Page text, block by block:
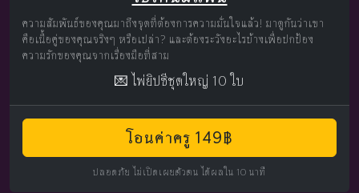
ความสัมพันธ์ของคุณมาถึงจุดที่ต้องการความมั่นใจแล้ว! มาดูกันว่าเขา
คือเนื้อคู่ของคุณจริงๆ หรือเปล่า? และต้องระวังอะไรบ้างเพื่อปกป้อง
ความรักของคุณจากเรื่องมือที่สาม
💌 ไพ่ยิปซีชุดใหญ่ 10 ใบ
โอนค่าครู 149฿
ปลอดภัย ไม่เปิดเผยตัวตน ได้ผลใน 10 นาที